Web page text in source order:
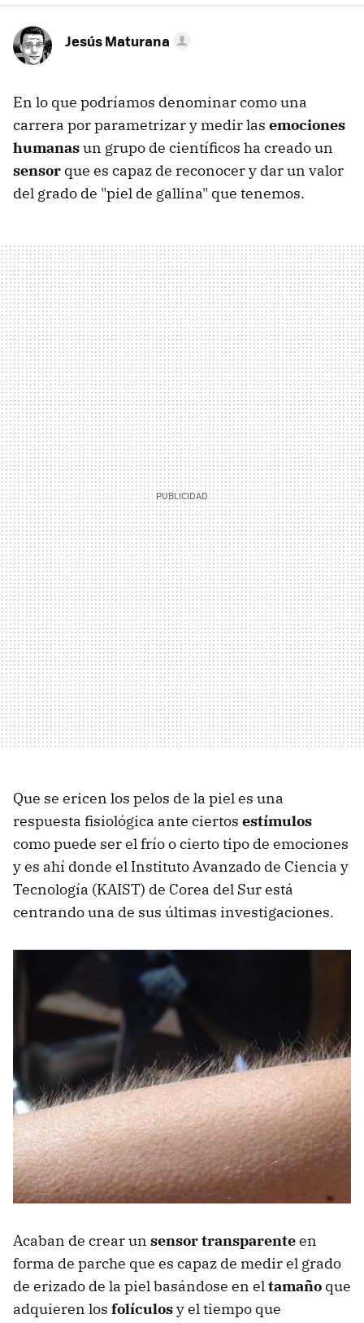
Jesús Maturana
En lo que podríamos denominar como una
carrera por parametrizar y medir las emociones
humanasun grupo de científicos ha creado un
sensor que es capaz de reconocer y dar un valor
del grado de "piel de gallina" que tenemos.
Que se ericen los pelos de la piel es una
respuesta fisiológica ante ciertos estímulos
como puede ser el frío o cierto tipo de emociones
y es ahí donde el Instituto Avanzado de Ciencia y
Tecnología (KAIST) de Corea del Sur está
centrando una de sus últimas investigaciones.
Acaban de crear un sensor transparenteen
forma de parche que es capaz de medir el grado
de erizado de la piel basándose en eltamaño que
adquieren los folículosy el tiempo que